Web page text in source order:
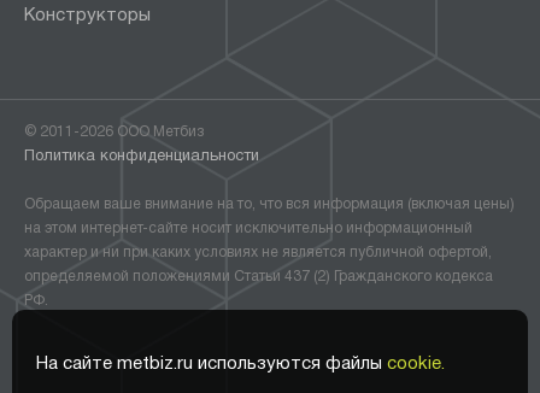
На сайте metbiz.ru используются файлы cookie.
Конструкторы
© 2011-2026 ООО Метбиз
Политика конфиденциальности
Обращаем ваше внимание на то, что вся информация (включая цены)
на этом интернет-сайте носит исключительно информационный
характер и ни при каких условиях не является публичной офертой,
определяемой положениями Статьи 437 (2) Гражданского кодекса
РФ.